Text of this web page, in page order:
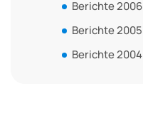
Berichte 2006
Berichte 2005
Berichte 2004